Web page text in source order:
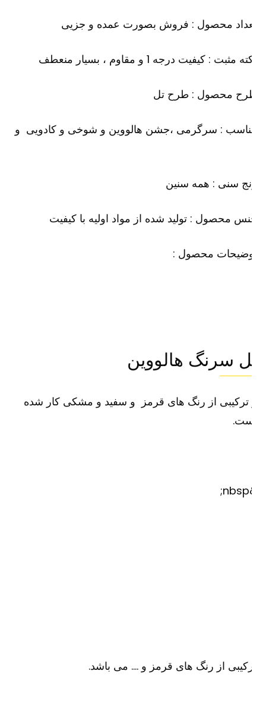
محصول : فروش بصورت عمده و جزیی
مثبت : کیفیت درجه 1 و مقاوم ، بسیار منعطف
محصول : طرح تل
: سرگرمی ،جشن هالووین و شوخی و کادویی و
سنی : همه سنین
محصول : تولید شده از مواد اولیه با کیفیت
محصول :
سرنگ هالووین
ترکیبی از رنگ های قرمز و سفید و مشکی کار شده
از رنگ های قرمز و …. می باشد.